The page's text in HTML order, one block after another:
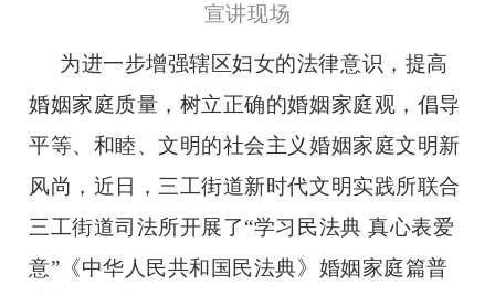
宣讲现场
为进一步增强辖区妇女的法律意识，提高
婚姻家庭质量，树立正确的婚姻家庭观，倡导
平等、和睦、文明的社会主义婚姻家庭文明新
风尚，近日，三工街道新时代文明实践所联合
三工街道司法所开展了“学习民法典 真心表爱
意”《中华人民共和国民法典》婚姻家庭篇普